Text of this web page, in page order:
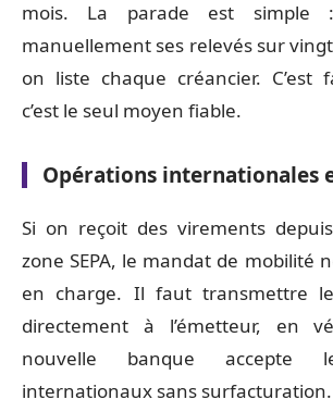
mois. La parade est simple
manuellement ses relevés sur
on liste chaque créancier. C’est
c’est le seul moyen fiable.
Opérations internationales
Si on reçoit des virements
zone SEPA, le mandat de mobilité
en charge. Il faut transmettre
directement à l’émetteur, en
nouvelle banque accepte
internationaux sans surfacturation.